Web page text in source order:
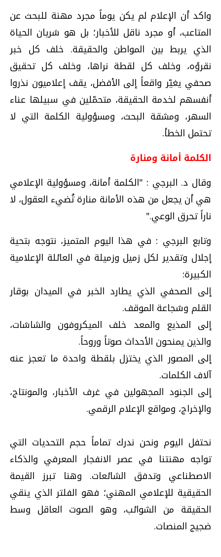
واكد ​أن الإعلام لم يكن يوماً مجرد مهنة للبحث عن
المتاعب، أو مجرد ناقل للأخبار؛ بل هو شريان الحياة
الذي يربط بين المواطن والحقيقة. خلف كل خبر
نقرؤه، وخلف كل لقطة نراها، وخلف كل تحقيق
صحفي يغيّر واقعاً إلى الأفضل، يقف إعلاميون نذروا
أنفسهم لخدمة الحقيقة، متحمّلين في سبيلها عناء
السهر، ومشقة البحث، ومسؤولية الكلمة التي لا
تحتمل الخطأ.
الكلمة أمانة ومنارة
وقال د. البرجي : ​"الكلمة أمانة، ومسؤولية الإعلامي
هي أن يجعل من هذه الأمانة منارة تُضيء العقول، لا
ناراً تحرق الوعي."
وتابع البرجي : ​في هذا اليوم المتميز، نتوجه بتحية
إجلال وتقدير لكل زميل وزميلة في العائلة الإعلامية
الكبيرة:
​إلى الصحفي الذي يطارد الخبر في الميدان بوقار
القلم وشجاعة الموقف.
​إلى المذيع والمعد خلف الميكروفون والشاشات،
والذين يمنحون الأحداث صوتاً وروحاً.
​إلى المصور الذي يختزل بلقطة واحدة ما تعجز عنه
آلاف الكلمات.
​إلى الجنود المجهولين في غرف الأخبار، والمونتاج،
والإخراج، ومواقع الإعلام الرقمي.
نحتفل اليوم ونحن ندرك تماماً حجم التحديات التي
تواجه مهنتنا في عصر الانفجار المعرفي والذكاء
الاصطناعي وتدفق الشائعات. وهنا تبرز القيمة
الحقيقية للإعلامي المهني؛ فهو الفلتر الذي ينقي
الحقيقة من الشوائب، وهو الصوت العاقل وسط
ضجيج المنصات.